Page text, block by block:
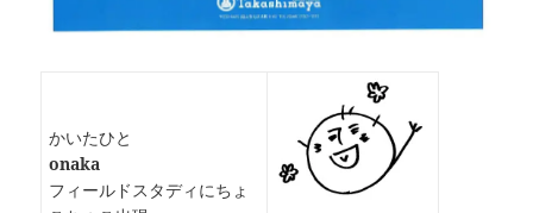
かいたひと
onaka
フィールドスタディにちょ